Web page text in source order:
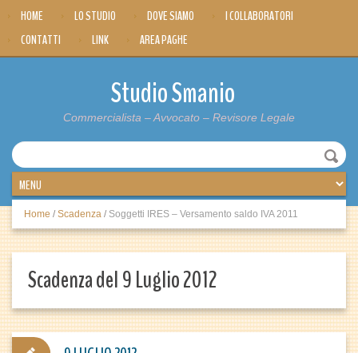
HOME LO STUDIO DOVE SIAMO
I COLLABORATORI
CONTATTI
LINK AREA PAGHE
Studio Smanio
Commercialista – Avvocato – Revisore Legale
Home / Scadenza / Soggetti IRES – Versamento saldo IVA 2011
Scadenza del 9 Luglio 2012